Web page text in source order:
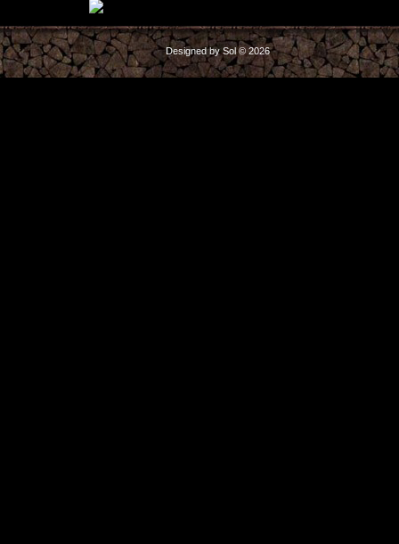
Designed by Sol © 2026